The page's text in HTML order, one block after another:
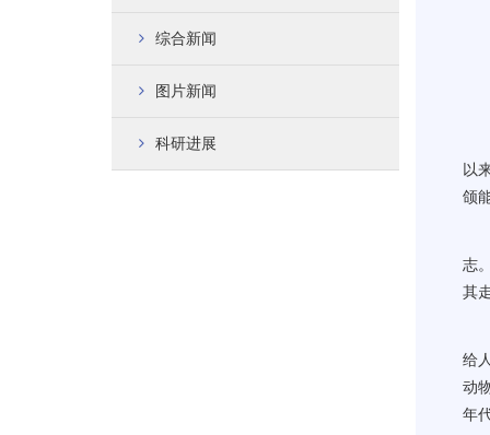
综合新闻
图片新闻
科研进展
以
颌
志
其
给
动
年